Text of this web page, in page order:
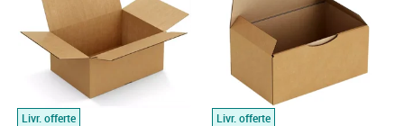
Livr. offerte
Livr. offerte